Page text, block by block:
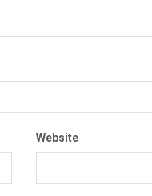
Website